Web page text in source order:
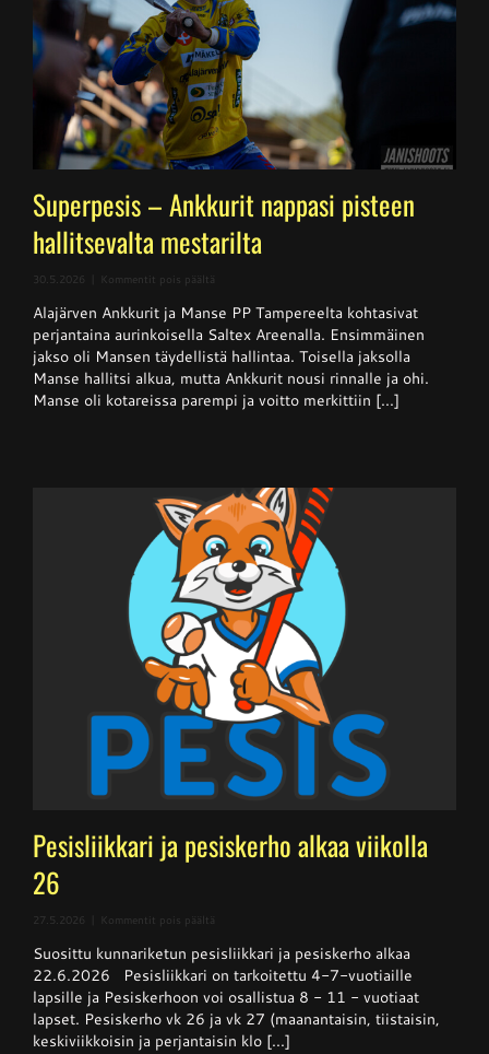
Superpesis – Ankkurit nappasi pisteen
hallitsevalta mestarilta
30.5.2026 Kommentit pois päältä
–
Ankkurit
nappasi
pisteen
hallitsevalta
mestarilta
Alajärven Ankkurit ja Manse PP Tampereelta kohtasivat
perjantaina aurinkoisella Saltex Areenalla. Ensimmäinen
jakso oli Mansen täydellistä hallintaa. Toisella jaksolla
Manse hallitsi alkua, mutta Ankkurit nousi rinnalle ja ohi.
Manse oli kotareissa parempi ja voitto merkittiin [...]
Pesisliikkari ja pesiskerho alkaa viikolla
26
27.5.2026 Kommentit pois päältä
ja
pesiskerho
alkaa
viikolla
26
Suosittu kunnariketun pesisliikkari ja pesiskerho alkaa
22.6.2026 Pesisliikkari on tarkoitettu 4-7-vuotiaille
lapsille ja Pesiskerhoon voi osallistua 8 - 11 - vuotiaat
lapset. Pesiskerho vk 26 ja vk 27 (maanantaisin, tiistaisin,
keskiviikkoisin ja perjantaisin klo [...]